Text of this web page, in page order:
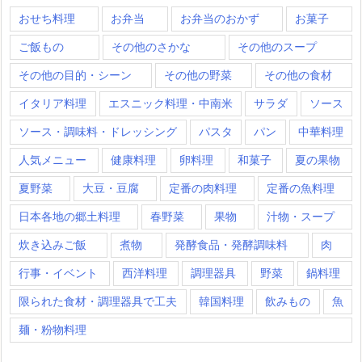
おせち料理 お弁当 お弁当のおかず お菓子
ご飯もの その他のさかな その他のスープ
その他の目的・シーン その他の野菜 その他の食材
イタリア料理 エスニック料理・中南米 サラダ ソース
ソース・調味料・ドレッシング パスタ パン 中華料理
人気メニュー 健康料理 卵料理 和菓子 夏の果物
夏野菜 大豆・豆腐 定番の肉料理 定番の魚料理
日本各地の郷土料理 春野菜 果物 汁物・スープ
炊き込みご飯 煮物 発酵食品・発酵調味料 肉
行事・イベント 西洋料理 調理器具 野菜 鍋料理
限られた食材・調理器具で工夫 韓国料理 飲みもの 魚
麺・粉物料理